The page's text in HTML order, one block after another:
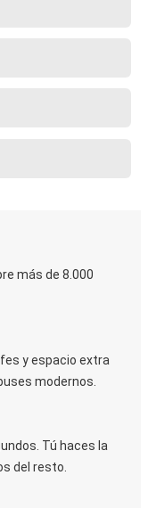
más de 8.000
y espacio extra
modernos.
Tú haces la
del resto.